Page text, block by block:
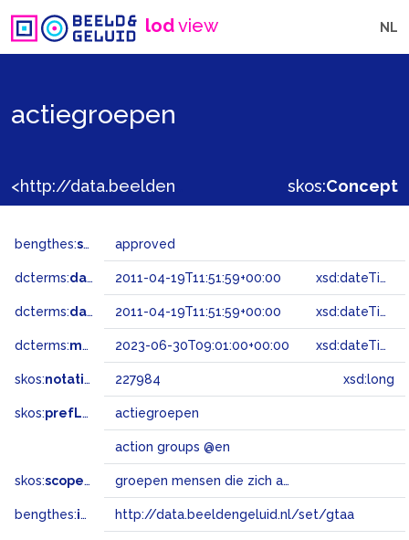
lodview NL
actiegroepen
skos:Concept
bengthes:status approved
dcterms:dateAccepted 2011-04-19T11:51:59+00:00 xsd:dateTime
dcterms:dateSubmitted 2011-04-19T11:51:59+00:00 xsd:dateTime
dcterms:modified 2023-06-30T09:01:00+00:00 xsd:dateTime
skos:notation 227984 xsd:long
skos:prefLabel actiegroepen
action groups @en
skos:scopeNote groepen mensen die zich aaneengesloten hebben om door openbare actie een doel te bereiken
bengthes:inSet http://data.beeldengeluid.nl/set/gtaa